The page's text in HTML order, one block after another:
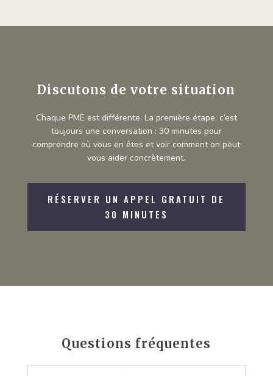
Discutons de votre situation
Chaque PME est différente. La première étape, c’est
toujours une conversation : 30 minutes pour
comprendre où vous en êtes et voir comment on peut
vous aider concrètement.
RÉSERVER UN APPEL GRATUIT DE
30 MINUTES
Questions fréquentes